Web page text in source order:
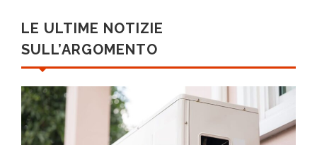
LE ULTIME NOTIZIE
SULL’ARGOMENTO